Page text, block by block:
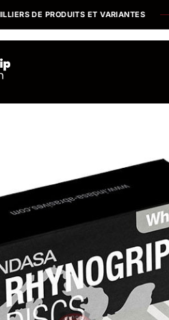
DE PRODUITS ET VARIANTES